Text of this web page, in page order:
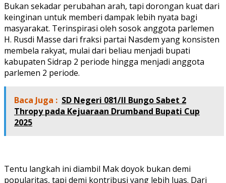
Bukan sekadar perubahan arah, tapi dorongan kuat dari
keinginan untuk memberi dampak lebih nyata bagi
masyarakat. Terinspirasi oleh sosok anggota parlemen
H. Rusdi Masse dari fraksi partai Nasdem yang konsisten
membela rakyat, mulai dari beliau menjadi bupati
kabupaten Sidrap 2 periode hingga menjadi anggota
parlemen 2 periode.
Baca Juga : SD Negeri 081/II Bungo Sabet 2
Thropy pada Kejuaraan Drumband Bupati Cup
2025
Tentu langkah ini diambil Mak doyok bukan demi
popularitas, tapi demi kontribusi yang lebih luas. Dari